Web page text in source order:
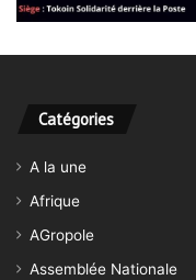
Catégories
A la une
Afrique
AGropole
Assemblée Nationale